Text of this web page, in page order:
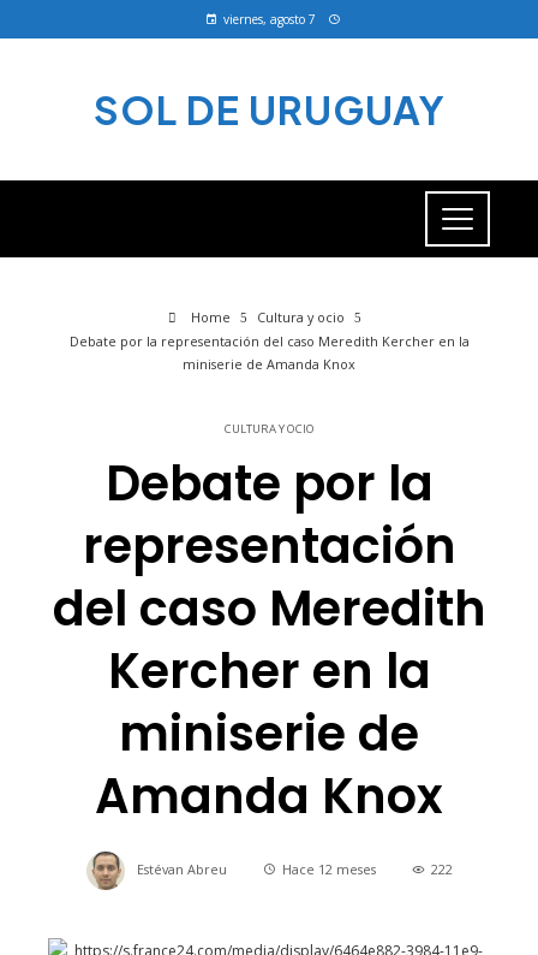
viernes, agosto 7
SOL DE URUGUAY
Home
Cultura y ocio
Debate por la representación del caso Meredith Kercher en la
miniserie de Amanda Knox
CULTURA Y OCIO
Debate por la
representación
del caso Meredith
Kercher en la
miniserie de
Amanda Knox
Estévan Abreu Hace 12 meses 222